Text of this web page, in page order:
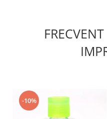
Apa Diorama
The Army Painter
Accesorii pictura The Army
-10%